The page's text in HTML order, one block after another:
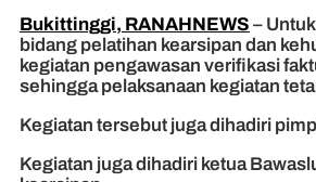
Bukittinggi, RANAHNEWS –
bidang pelatihan kearsipan dan
kegiatan pengawasan verifikasi
sehingga pelaksanaan kegiatan
Kegiatan tersebut juga dihadiri
Kegiatan juga dihadiri ketua